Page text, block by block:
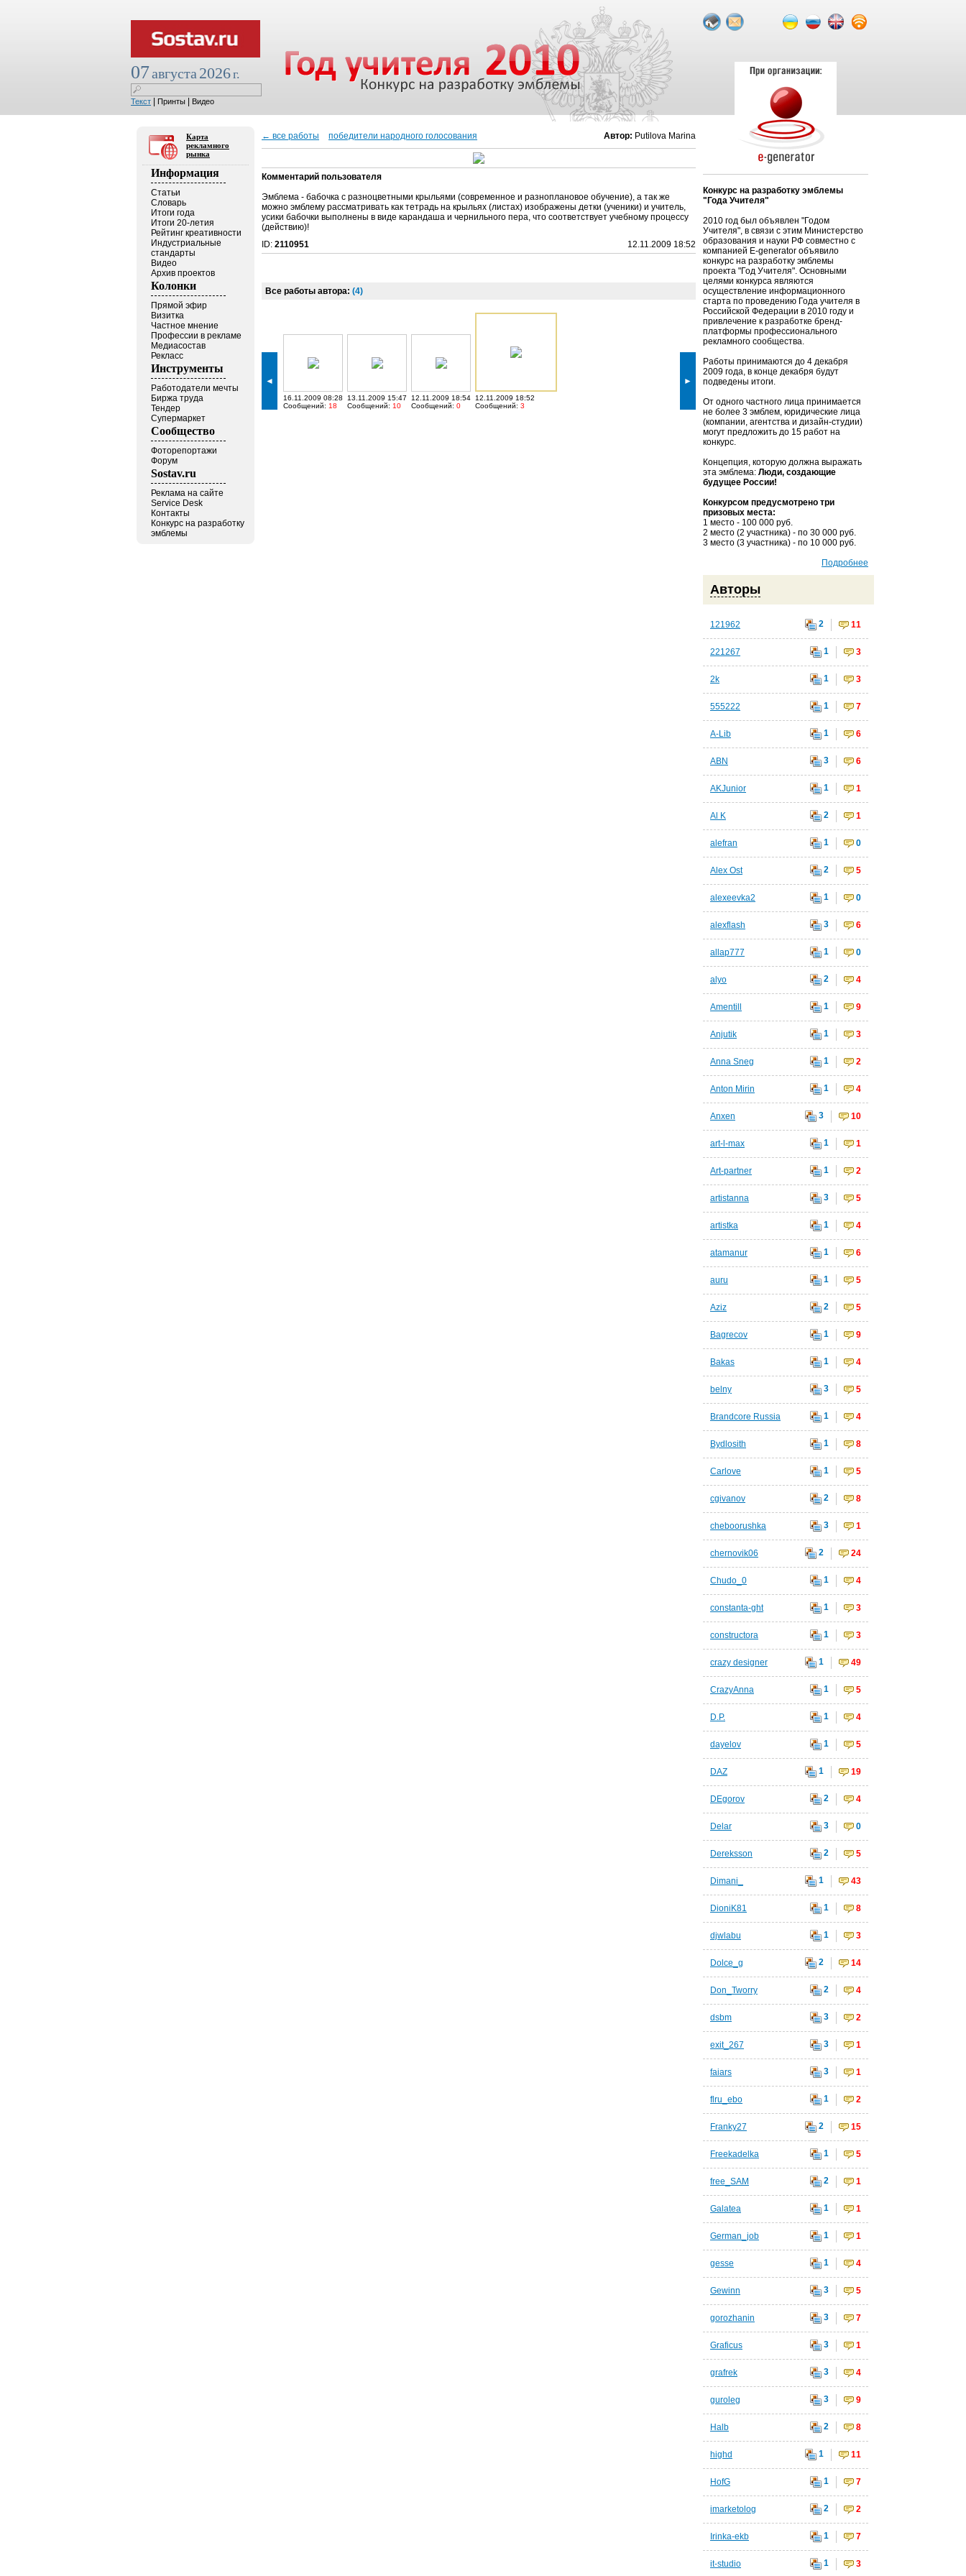
07августа 2026г.
Текст Принты Видео
Карта
рекламного
рынка
Информация
Статьи
Словарь
Итоги года
Итоги 20-летия
Рейтинг креативности
Индустриальные
стандарты
Видео
Архив проектов
Колонки
Прямой эфир
Визитка
Частное мнение
Профессии в рекламе
Медиасостав
Рекласс
Инструменты
Работодатели мечты
Биржа труда
Тендер
Супермаркет
Сообщество
Фоторепортажи
Форум
Sostav.ru
Реклама на сайте
Service Desk
Контакты
Конкурс на разработку
эмблемы
Автор: Putilova Marina
← все работы победители народного голосования
Комментарий пользователя
Эмблема - бабочка с разноцветными крыльями (современное и разноплановое обучение), а так же
можно эмблему рассматривать как тетрадь на крыльях (листах) изображены детки (ученики) и учитель,
усики бабочки выполнены в виде карандаша и чернильного пера, что соответствует учебному процессу
(действию)!
12.11.2009 18:52
ID: 2110951
Все работы автора: (4)
◄
16.11.2009 08:28
Сообщений: 18
13.11.2009 15:47
Сообщений: 10
12.11.2009 18:54
Сообщений: 0
12.11.2009 18:52
Сообщений: 3
►
Конкурс на разработку эмблемы
"Года Учителя"
2010 год был объявлен "Годом
Учителя", в связи с этим Министерство
образования и науки РФ совместно с
компанией E-generator объявило
конкурс на разработку эмблемы
проекта "Год Учителя". Основными
целями конкурса являются
осуществление информационного
старта по проведению Года учителя в
Российской Федерации в 2010 году и
привлечение к разработке бренд-
платформы профессионального
рекламного сообщества.
Работы принимаются до 4 декабря
2009 года, в конце декабря будут
подведены итоги.
От одного частного лица принимается
не более 3 эмблем, юридические лица
(компании, агентства и дизайн-студии)
могут предложить до 15 работ на
конкурс.
Концепция, которую должна выражать
эта эмблема: Люди, создающие
будущее России!
Конкурсом предусмотрено три
призовых места:
1 место - 100 000 руб.
2 место (2 участника) - по 30 000 руб.
3 место (3 участника) - по 10 000 руб.
Подробнее
Авторы
121962 2 11
221267 1 3
2k 1 3
555222 1 7
A-Lib 1 6
ABN 3 6
AKJunior 1 1
Al K 2 1
alefran 1 0
Alex Ost 2 5
alexeevka2 1 0
alexflash 3 6
allap777 1 0
alyo 2 4
Amentill 1 9
Anjutik 1 3
Anna Sneg 1 2
Anton Mirin 1 4
Anxen 3 10
art-l-max 1 1
Art-partner 1 2
artistanna 3 5
artistka 1 4
atamanur 1 6
auru 1 5
Aziz 2 5
Bagrecov 1 9
Bakas 1 4
belny 3 5
Brandcore Russia 1 4
Bydlosith 1 8
Carlove 1 5
cgivanov 2 8
cheboorushka 3 1
chernovik06 2 24
Chudo_0 1 4
constanta-ght 1 3
constructora 1 3
crazy designer 1 49
CrazyAnna 1 5
D.P. 1 4
dayelov 1 5
DAZ 1 19
DEgorov 2 4
Delar 3 0
Dereksson 2 5
Dimani_ 1 43
DioniK81 1 8
djwlabu 1 3
Dolce_g 2 14
Don_Tworry 2 4
dsbm 3 2
exit_267 3 1
faiars 3 1
flru_ebo 1 2
Franky27 2 15
Freekadelka 1 5
free_SAM 2 1
Galatea 1 1
German_job 1 1
gesse 1 4
Gewinn 3 5
gorozhanin 3 7
Graficus 3 1
grafrek 3 4
guroleg 3 9
Halb 2 8
highd 1 11
HofG 1 7
imarketolog 2 2
Irinka-ekb 1 7
it-studio 1 3